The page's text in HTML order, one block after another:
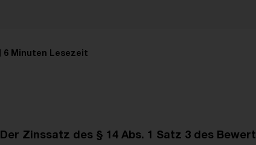
6 Minuten Lesezeit
Der Zinssatz des § 14 Abs. 1 Satz 3 des